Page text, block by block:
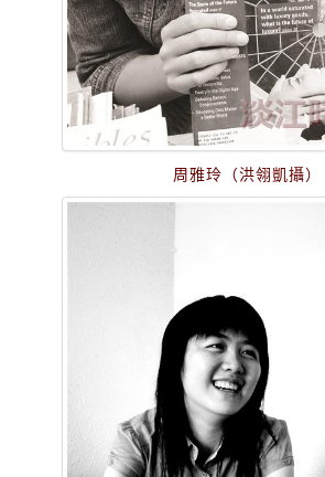
周雅玲（洪翎凱攝）